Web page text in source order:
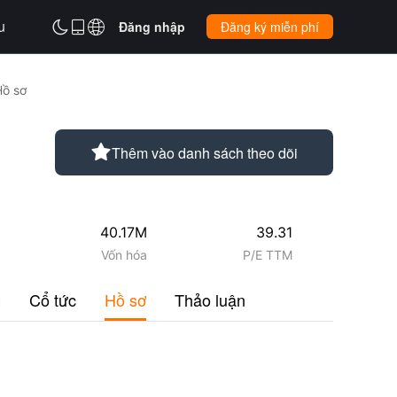
 Đăng nhập Đăng ký miễn phí
sơ
Thêm vào danh sách theo dõi
40.17M
Vốn hóa
39.31
P/E TTM
Cổ tức Hồ sơ Thảo luận